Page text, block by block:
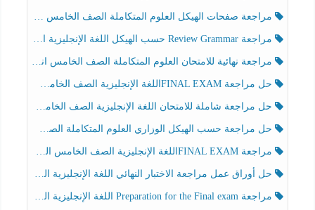
مراجعة صفحات الهيكل العلوم المتكاملة الصف الخامس انسبير الفصل الثالث
مراجعة Review Grammar حسب الهيكل اللغة الإنجليزية الصف الخامس الفصل الثالث
مراجعة نهائية للامتحان العلوم المتكاملة الصف الخامس انسبير الفصل الثالث
حل مراجعة FINAL EXAMاللغة الإنجليزية الصف الخامس الفصل الثالث
حل مراجعة شاملة للامتحان اللغة الإنجليزية الصف الخامس الفصل الثالث
حل مراجعة حسب الهيكل الوزاري العلوم المتكاملة الصف الخامس عام الفصل الثالث
مراجعة FINAL EXAMاللغة الإنجليزية الصف الخامس الفصل الثالث
حل أوراق عمل مراجعة الاختبار النهائي اللغة الإنجليزية الصف الرابع الفصل الثالث
مراجعة Preparation for the Final exam اللغة الإنجليزية الصف الرابع الفصل الثالث